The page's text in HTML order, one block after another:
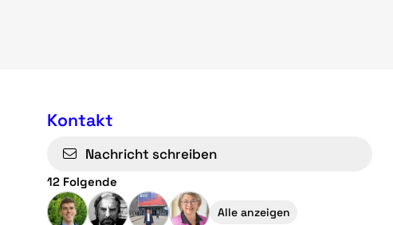
Kontakt
Nachricht schreiben
12 Folgende
Alle anzeigen